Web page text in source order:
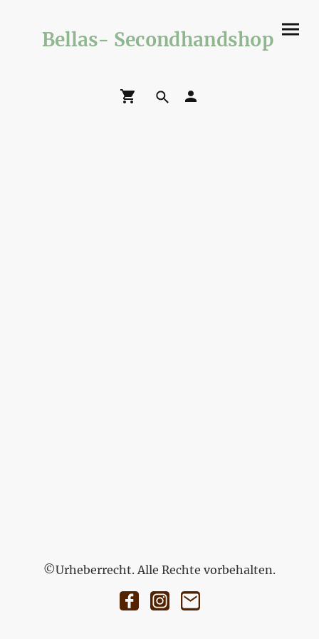
Bellas- Secondhandshop
©Urheberrecht. Alle Rechte vorbehalten.